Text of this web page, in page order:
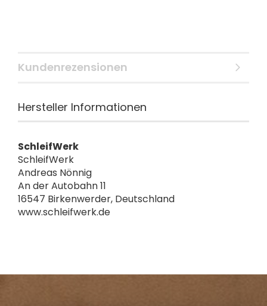
Kundenrezensionen
Hersteller Informationen
SchleifWerk
SchleifWerk
Andreas Nönnig
An der Autobahn 11
16547 Birkenwerder, Deutschland
www.schleifwerk.de